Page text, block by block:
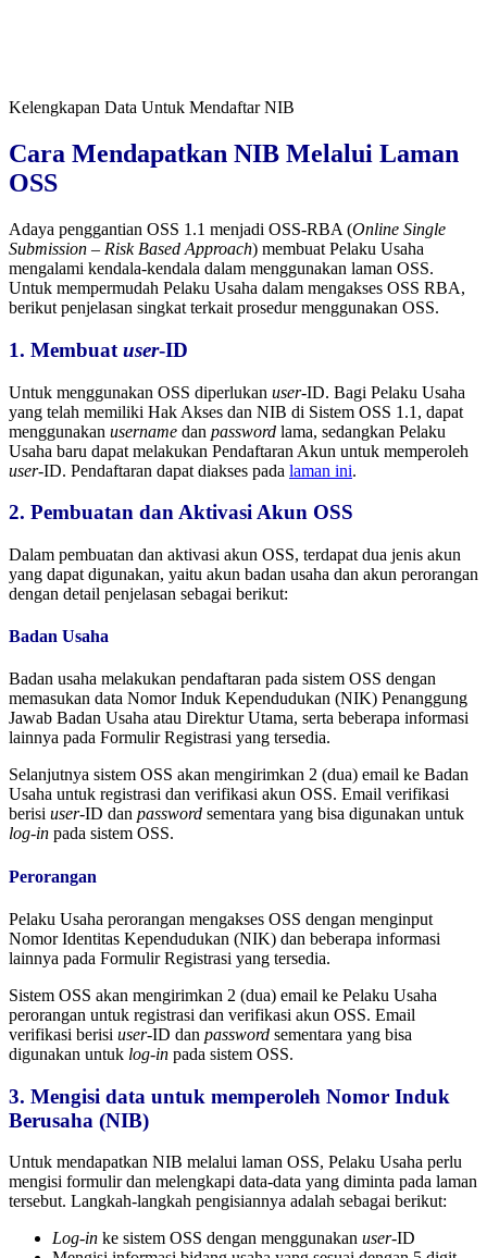
Kelengkapan Data Untuk Mendaftar NIB
Cara Mendapatkan NIB Melalui Laman
OSS
Adaya penggantian OSS 1.1 menjadi OSS-RBA (Online Single
Submission – Risk Based Approach) membuat Pelaku Usaha
mengalami kendala-kendala dalam menggunakan laman OSS.
Untuk mempermudah Pelaku Usaha dalam mengakses OSS RBA,
berikut penjelasan singkat terkait prosedur menggunakan OSS.
1. Membuat user-ID
Untuk menggunakan OSS diperlukan user-ID. Bagi Pelaku Usaha
yang telah memiliki Hak Akses dan NIB di Sistem OSS 1.1, dapat
menggunakan username dan password lama, sedangkan Pelaku
Usaha baru dapat melakukan Pendaftaran Akun untuk memperoleh
user-ID. Pendaftaran dapat diakses pada laman ini.
2. Pembuatan dan Aktivasi Akun OSS
Dalam pembuatan dan aktivasi akun OSS, terdapat dua jenis akun
yang dapat digunakan, yaitu akun badan usaha dan akun perorangan
dengan detail penjelasan sebagai berikut:
Badan Usaha
Badan usaha melakukan pendaftaran pada sistem OSS dengan
memasukan data Nomor Induk Kependudukan (NIK) Penanggung
Jawab Badan Usaha atau Direktur Utama, serta beberapa informasi
lainnya pada Formulir Registrasi yang tersedia.
Selanjutnya sistem OSS akan mengirimkan 2 (dua) email ke Badan
Usaha untuk registrasi dan verifikasi akun OSS. Email verifikasi
berisi user-ID dan password sementara yang bisa digunakan untuk
log-in pada sistem OSS.
Perorangan
Pelaku Usaha perorangan mengakses OSS dengan menginput
Nomor Identitas Kependudukan (NIK) dan beberapa informasi
lainnya pada Formulir Registrasi yang tersedia.
Sistem OSS akan mengirimkan 2 (dua) email ke Pelaku Usaha
perorangan untuk registrasi dan verifikasi akun OSS. Email
verifikasi berisi user-ID dan password sementara yang bisa
digunakan untuk log-in pada sistem OSS.
3. Mengisi data untuk memperoleh Nomor Induk
Berusaha (NIB)
Untuk mendapatkan NIB melalui laman OSS, Pelaku Usaha perlu
mengisi formulir dan melengkapi data-data yang diminta pada laman
tersebut. Langkah-langkah pengisiannya adalah sebagai berikut:
Log-in ke sistem OSS dengan menggunakan user-ID